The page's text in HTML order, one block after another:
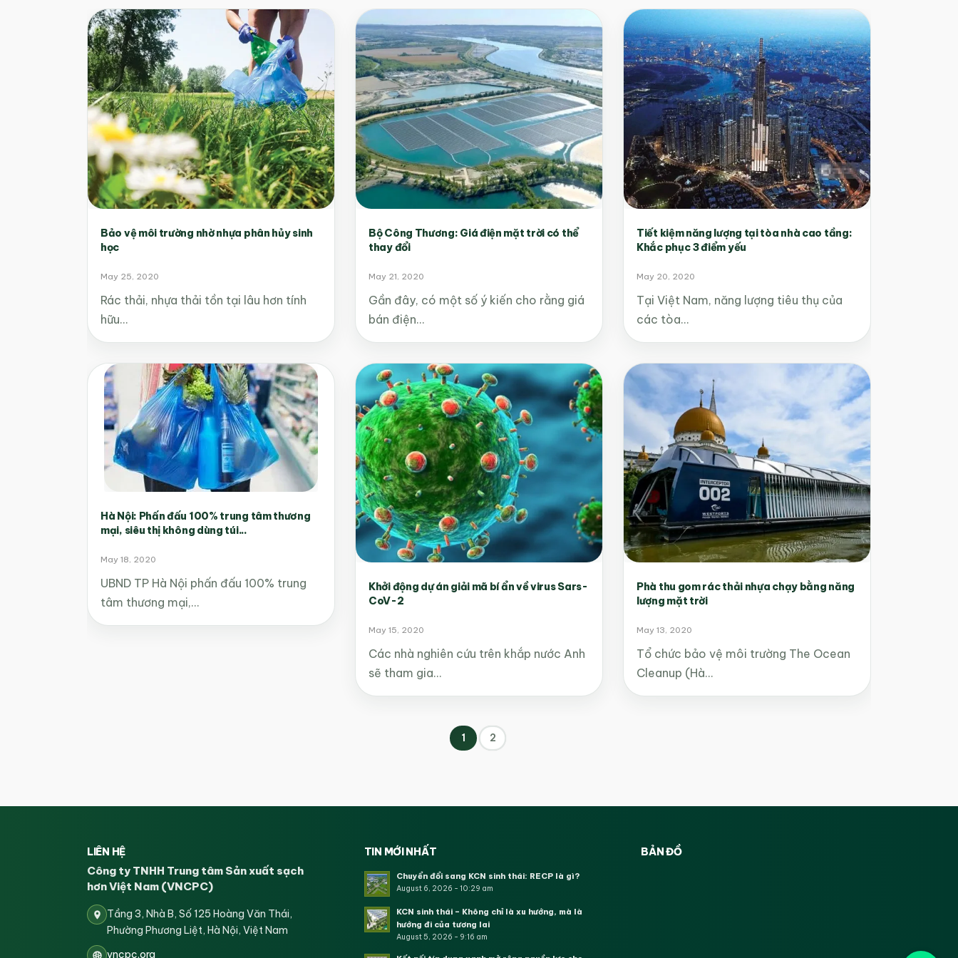
Bảo vệ môi trường nhờ nhựa phân hủy sinh
học
May 25, 2020
Rác thải, nhựa thải tồn tại lâu hơn tính
hữu…
Bộ Công Thương: Giá điện mặt trời có thể
thay đổi
May 21, 2020
Gần đây, có một số ý kiến cho rằng giá
bán điện…
Tiết kiệm năng lượng tại tòa nhà cao tầng:
Khắc phục 3 điểm yếu
May 20, 2020
Tại Việt Nam, năng lượng tiêu thụ của
các tòa…
Hà Nội: Phấn đấu 100% trung tâm thương
mại, siêu thị không dùng túi...
May 18, 2020
UBND TP Hà Nội phấn đấu 100% trung
tâm thương mại,…
Khởi động dự án giải mã bí ẩn về virus Sars-
CoV-2
May 15, 2020
Các nhà nghiên cứu trên khắp nước Anh
sẽ tham gia…
Phà thu gom rác thải nhựa chạy bằng năng
lượng mặt trời
May 13, 2020
Tổ chức bảo vệ môi trường The Ocean
Cleanup (Hà…
1 2
LIÊN HỆ
Công ty TNHH Trung tâm Sản xuất sạch
hơn Việt Nam (VNCPC)
Tầng 3, Nhà B, Số 125 Hoàng Văn Thái,
Phường Phương Liệt, Hà Nội, Việt Nam
vncpc.org
TIN MỚI NHẤT
Chuyển đổi sang KCN sinh thái: RECP là gì?
August 6, 2026 - 10:29 am
KCN sinh thái – Không chỉ là xu hướng, mà là
hướng đi của tương lai
August 5, 2026 - 9:16 am
BẢN ĐỒ